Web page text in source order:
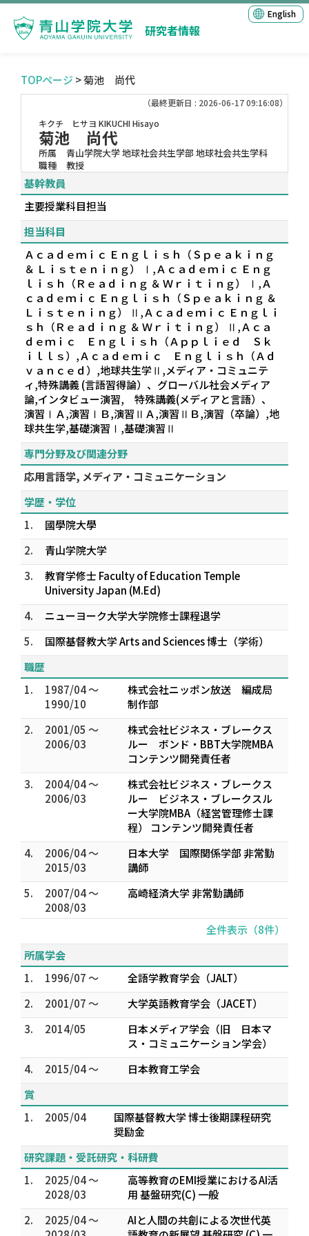
研究者情報
English
TOPページ > 菊池 尚代
（最終更新日 : 2026-06-17 09:16:08）
キクチ ヒサヨ KIKUCHI Hisayo
菊池 尚代
所属
青山学院大学 地球社会共生学部 地球社会共生学科
職種
教授
基幹教員
主要授業科目担当
担当科目
Ａｃａｄｅｍｉｃ Ｅｎｇｌｉｓｈ（Ｓｐｅａｋｉｎｇ
＆ Ｌｉｓｔｅｎｉｎｇ） Ⅰ,Ａｃａｄｅｍｉｃ Ｅｎｇ
ｌｉｓｈ（Ｒｅａｄｉｎｇ ＆ Ｗｒｉｔｉｎｇ） Ⅰ,Ａ
ｃａｄｅｍｉｃ Ｅｎｇｌｉｓｈ（Ｓｐｅａｋｉｎｇ ＆
Ｌｉｓｔｅｎｉｎｇ） Ⅱ,Ａｃａｄｅｍｉｃ Ｅｎｇｌｉ
ｓｈ（Ｒｅａｄｉｎｇ ＆ Ｗｒｉｔｉｎｇ） Ⅱ,Ａｃａ
ｄｅｍｉｃ Ｅｎｇｌｉｓｈ（Ａｐｐｌｉｅｄ Ｓｋ
ｉｌｌｓ）,Ａｃａｄｅｍｉｃ Ｅｎｇｌｉｓｈ（Ａｄ
ｖａｎｃｅｄ）,地球共生学Ⅱ,メディア・コミュニテ
ィ,特殊講義 (言語習得論）、グローバル社会メディア
論,インタビュー演習, 特殊講義(メディアと言語）、
演習ⅠＡ,演習ⅠＢ,演習ⅡＡ,演習ⅡＢ,演習（卒論）,地
球共生学,基礎演習Ⅰ,基礎演習Ⅱ
専門分野及び関連分野
応用言語学, メディア・コミュニケーション
学歴・学位
1.
國學院大學
2.
青山学院大学
3.
教育学修士 Faculty of Education Temple
University Japan (M.Ed)
4.
ニューヨーク大学大学院修士課程退学
5.
国際基督教大学 Arts and Sciences 博士（学術）
職歴
1.
1987/04 ～
1990/10
株式会社ニッポン放送 編成局
制作部
2.
2001/05 ～
2006/03
株式会社ビジネス・ブレークス
ルー ボンド・BBT大学院MBA
コンテンツ開発責任者
3.
2004/04 ～
2006/03
株式会社ビジネス・ブレークス
ルー ビジネス・ブレークスル
ー大学院MBA（経営管理修士課
程） コンテンツ開発責任者
4.
2006/04 ～
2015/03
日本大学 国際関係学部 非常勤
講師
5.
2007/04 ～
2008/03
高崎経済大学 非常勤講師
全件表示（8件）
所属学会
1.
1996/07 ～
全語学教育学会（JALT）
2.
2001/07 ～
大学英語教育学会（JACET）
3.
2014/05
日本メディア学会（旧 日本マ
ス・コミュニケーション学会）
4.
2015/04 ～
日本教育工学会
賞
1.
2005/04
国際基督教大学 博士後期課程研究
奨励金
研究課題・受託研究・科研費
1.
2025/04 ～
2028/03
高等教育のEMI授業におけるAI活
用 基盤研究(C) 一般
2.
2025/04 ～
AIと人間の共創による次世代英